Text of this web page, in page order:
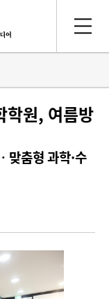
학원, 여름방
춤형 과학·수